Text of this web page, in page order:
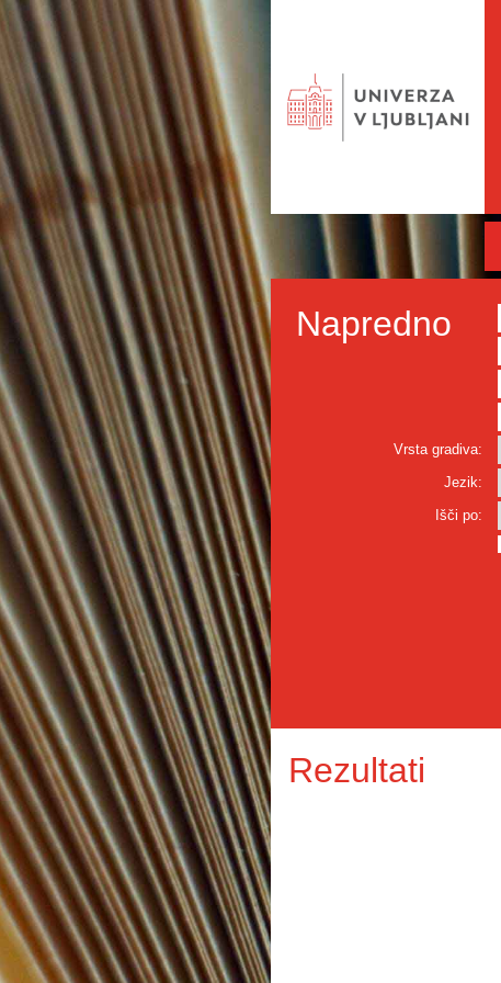
Napredno
Vrsta gradiva:
Jezik:
Išči po:
Rezultati